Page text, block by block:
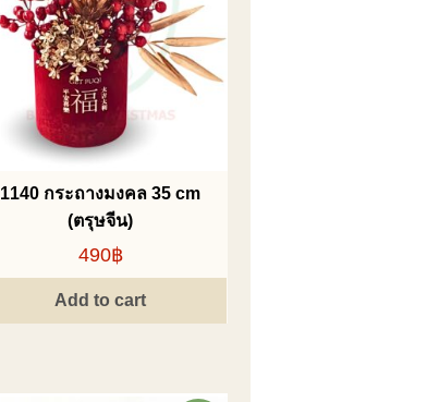
1140 กระถางมงคล 35 cm
(ตรุษจีน)
490฿
Add to cart